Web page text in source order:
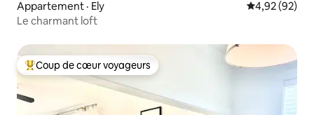
Appartement · Ely Note
4,92 (92)
Le charmant loft
Coup de cœur voyageurs parmi les plus aimés
Coup de cœur voyageurs